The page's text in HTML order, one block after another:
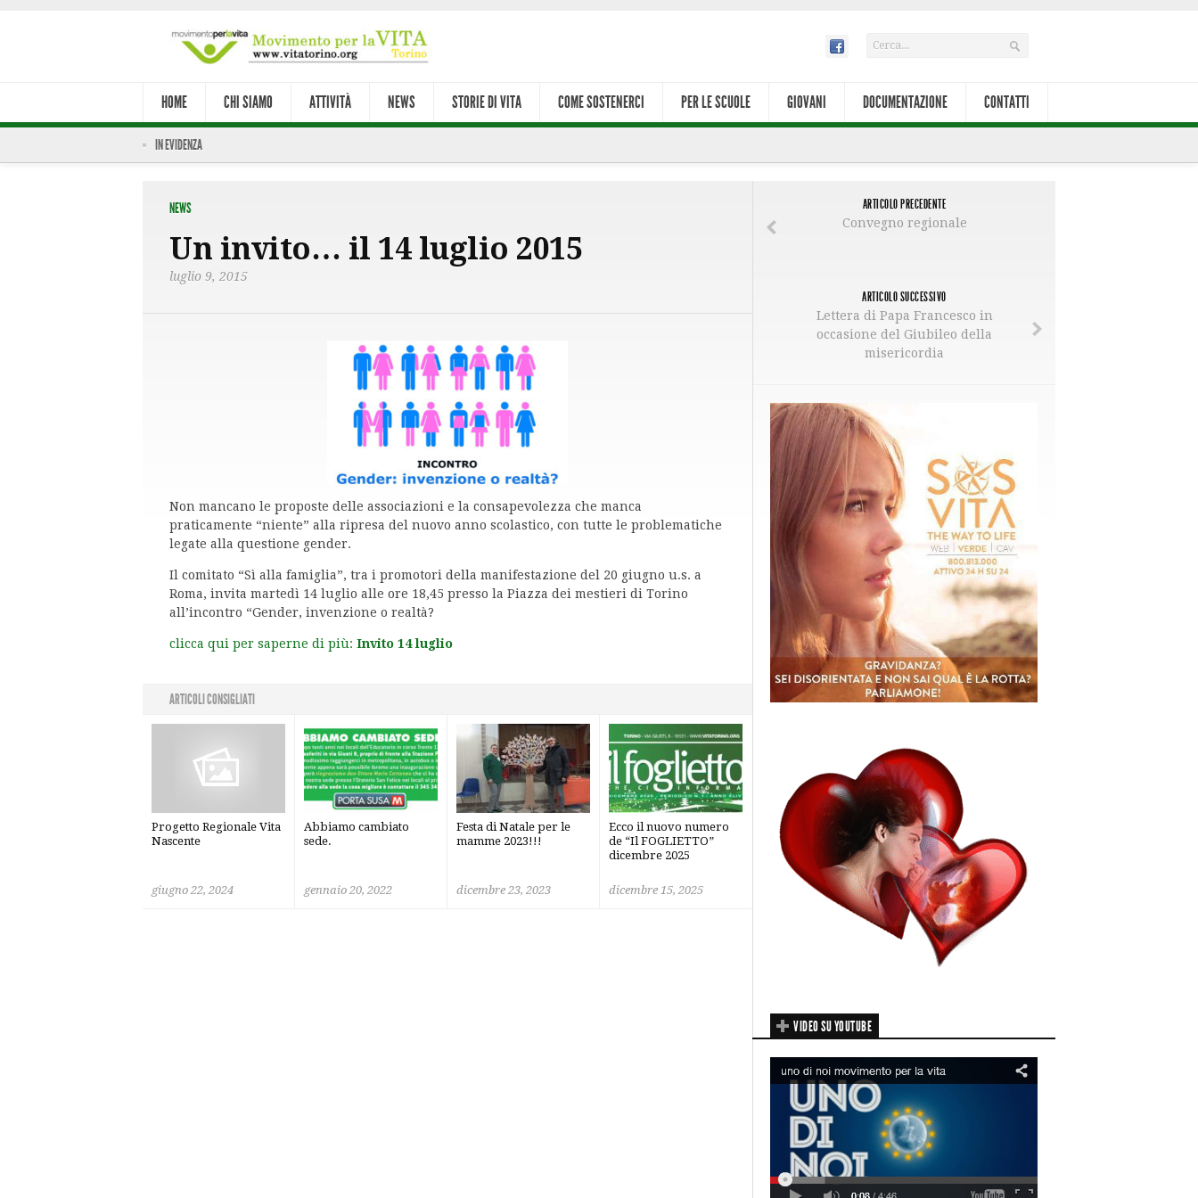
HOME CHI SIAMO ATTIVITÀ NEWS STORIE DI VITA COME SOSTENERCI PER LE SCUOLE GIOVANI DOCUMENTAZIONE CONTATTI
IN EVIDENZA
NEWS
Un invito… il 14 luglio 2015
luglio 9, 2015
Non mancano le proposte delle associazioni e la consapevolezza che manca
praticamente “niente” alla ripresa del nuovo anno scolastico, con tutte le problematiche
legate alla questione gender.
Il comitato “Sì alla famiglia”, tra i promotori della manifestazione del 20 giugno u.s. a
Roma, invita martedì 14 luglio alle ore 18,45 presso la Piazza dei mestieri di Torino
all’incontro “Gender, invenzione o realtà?
clicca qui per saperne di più: Invito 14 luglio
ARTICOLI CONSIGLIATI
Progetto Regionale Vita
Nascente
giugno 22, 2024
Abbiamo cambiato
sede.
gennaio 20, 2022
Festa di Natale per le
mamme 2023!!!
dicembre 23, 2023
Ecco il nuovo numero
de “Il FOGLIETTO”
dicembre 2025
dicembre 15, 2025
ARTICOLO PRECEDENTE
Convegno regionale
ARTICOLO SUCCESSIVO
Lettera di Papa Francesco in
occasione del Giubileo della
misericordia
VIDEO SU YOUTUBE